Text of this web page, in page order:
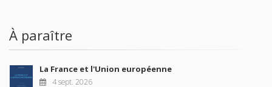
À paraître
La France et l'Union européenne
4 sept. 2026